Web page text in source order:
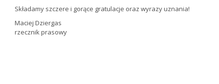
Składamy szczere i gorące gratulacje oraz wyrazy uznania!
Maciej Dziergas
rzecznik prasowy